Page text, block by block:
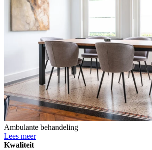
Ambulante behandeling
Lees meer
Kwaliteit